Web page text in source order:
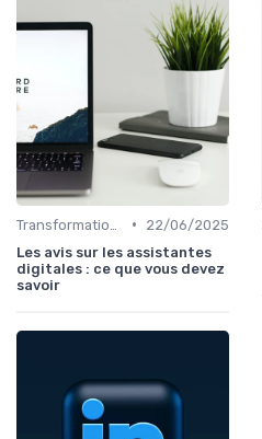
•
22/06/2025
Les avis sur les assistantes
digitales : ce que vous devez
savoir